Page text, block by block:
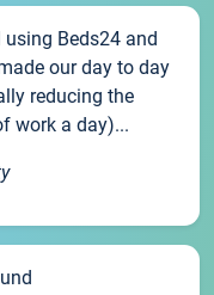
using Beds24 and
our day to day
reducing the
work a day)...